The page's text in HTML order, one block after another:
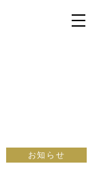
お知らせ